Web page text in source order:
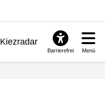
Kiezradar
Barrierefrei Menü